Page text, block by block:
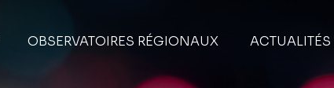
OBSERVATOIRES RÉGIONAUX ACTUALITÉS